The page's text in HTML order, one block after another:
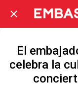
El
celebra la